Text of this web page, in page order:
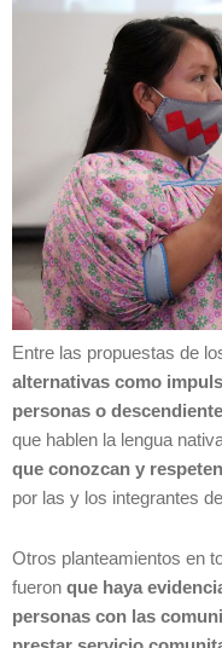
Entre las propuestas de
alternativas como
personas o
que hablen la lengua
que conozcan y
por las y los integrantes
Otros planteamientos en
fueron que haya
personas con las